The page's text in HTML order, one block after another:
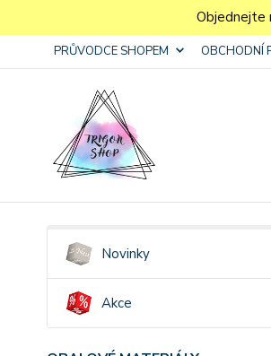
Objednejte
PRŮVODCE SHOPEM OBCHODNÍ
Novinky
Akce